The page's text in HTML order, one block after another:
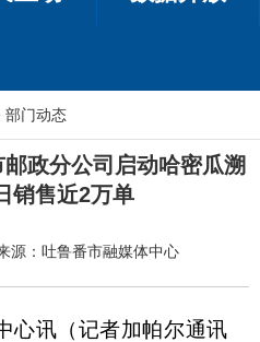
部门动态
政分公司启动哈密瓜溯
销售近2万单
源：吐鲁番市融媒体中心
心讯（记者加帕尔通讯